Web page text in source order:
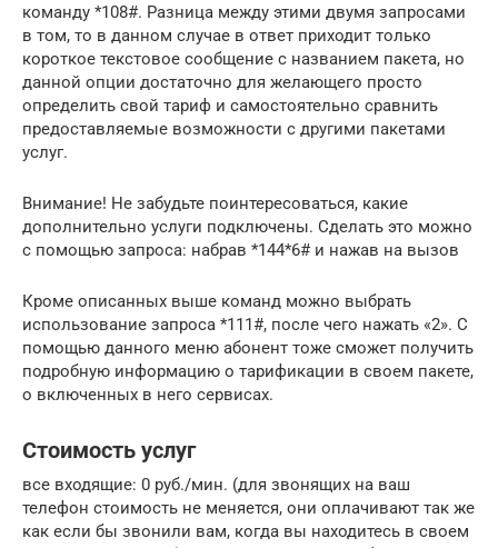
команду *108#. Разница между этими двумя запросами
в том, то в данном случае в ответ приходит только
короткое текстовое сообщение с названием пакета, но
данной опции достаточно для желающего просто
определить свой тариф и самостоятельно сравнить
предоставляемые возможности с другими пакетами
услуг.
Внимание! Не забудьте поинтересоваться, какие
дополнительно услуги подключены. Сделать это можно
с помощью запроса: набрав *144*6# и нажав на вызов
Кроме описанных выше команд можно выбрать
использование запроса *111#, после чего нажать «2». С
помощью данного меню абонент тоже сможет получить
подробную информацию о тарификации в своем пакете,
о включенных в него сервисах.
Стоимость услуг
все входящие: 0 руб./мин. (для звонящих на ваш
телефон стоимость не меняется, они оплачивают так же
как если бы звонили вам, когда вы находитесь в своем